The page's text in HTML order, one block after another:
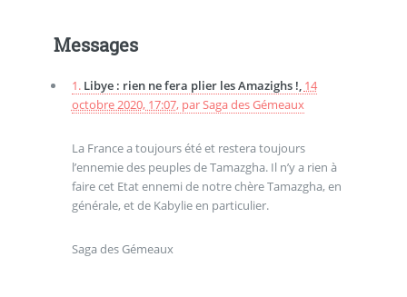
Messages
1. Libye : rien ne fera plier les Amazighs !, 14
octobre 2020, 17:07, parSaga des Gémeaux
La France a toujours été et restera toujours
l’ennemie des peuples de Tamazgha. Il n’y a rien à
faire cet Etat ennemi de notre chère Tamazgha, en
générale, et de Kabylie en particulier.
Saga des Gémeaux